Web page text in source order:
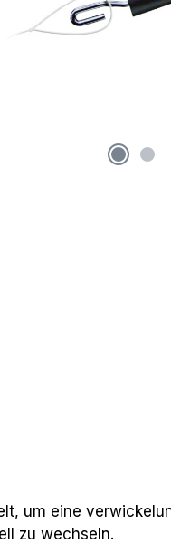
um eine
zu wechseln.